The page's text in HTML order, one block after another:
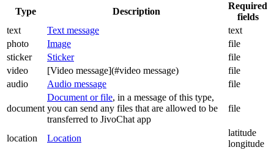
Type Description
Required
fields
text
Text message
text
photo
Image
file
sticker
Sticker
file
video
[Video message](#video message)
file
audio
Audio message file
document
Document or file, in a message of this type,
you can send any files that are allowed to be
transferred to JivoChat app
file
location Location
latitude
longitude